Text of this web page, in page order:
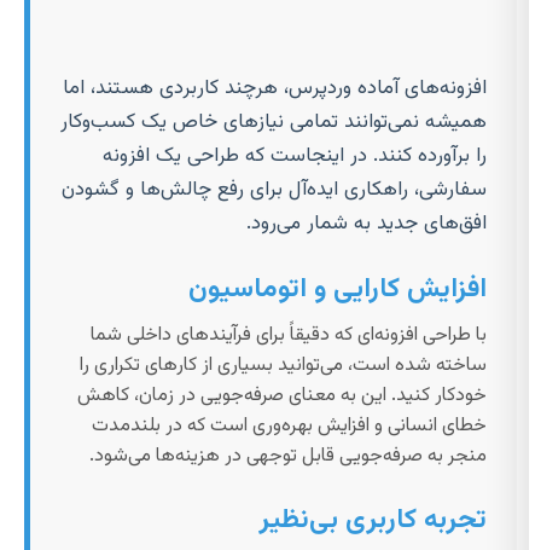
افزونه‌های آماده وردپرس، هرچند کاربردی هستند، اما
همیشه نمی‌توانند تمامی نیازهای خاص یک کسب‌وکار
را برآورده کنند. در اینجاست که طراحی یک افزونه
سفارشی، راهکاری ایده‌آل برای رفع چالش‌ها و گشودن
افق‌های جدید به شمار می‌رود.
افزایش کارایی و اتوماسیون
با طراحی افزونه‌ای که دقیقاً برای فرآیندهای داخلی شما
ساخته شده است، می‌توانید بسیاری از کارهای تکراری را
خودکار کنید. این به معنای صرفه‌جویی در زمان، کاهش
خطای انسانی و افزایش بهره‌وری است که در بلندمدت
منجر به صرفه‌جویی قابل توجهی در هزینه‌ها می‌شود.
تجربه کاربری بی‌نظیر